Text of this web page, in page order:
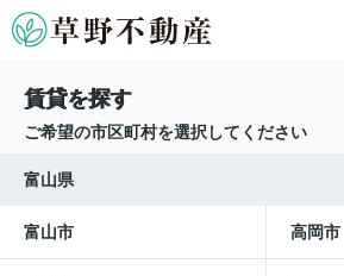
賃貸を探す
ご希望の市区町村を選択してください
富山県
富山市 高岡市